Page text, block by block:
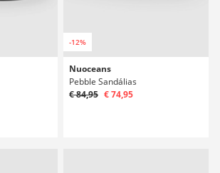
-12%
Nuoceans
Pebble Sandálias
€ 84,95 € 74,95